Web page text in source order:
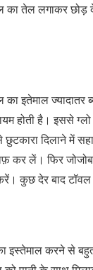
का तेल लगाकर छोड़
इतेमाल ज्यादातर
होती है। इससे
से छुटकारा दिलाने में
कर लें। फिर
कुछ देर बाद
इस्तेमाल करने से